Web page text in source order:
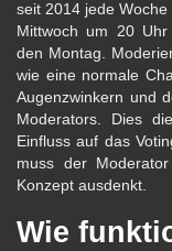
seit 2014 jede
Mittwoch um 20
den Montag.
wie eine normale
Augenzwinkern und
Moderators. Dies
Einfluss auf das
muss der
Konzept ausdenkt.
Wie